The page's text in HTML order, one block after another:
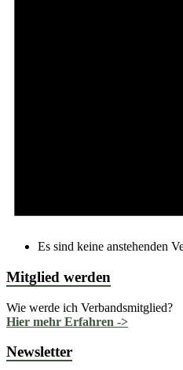
Es sind keine anstehenden
Mitglied werden
Wie werde ich Verbandsmitglied?
Hier mehr Erfahren ->
Newsletter